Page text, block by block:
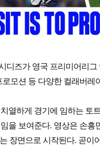
디즈가 영국 프리미어리
모션 등 다양한 컬래버레
열하게 경기에 임하는 토
을 보여준다. 영상은 손
장면으로 시작된다. 곧